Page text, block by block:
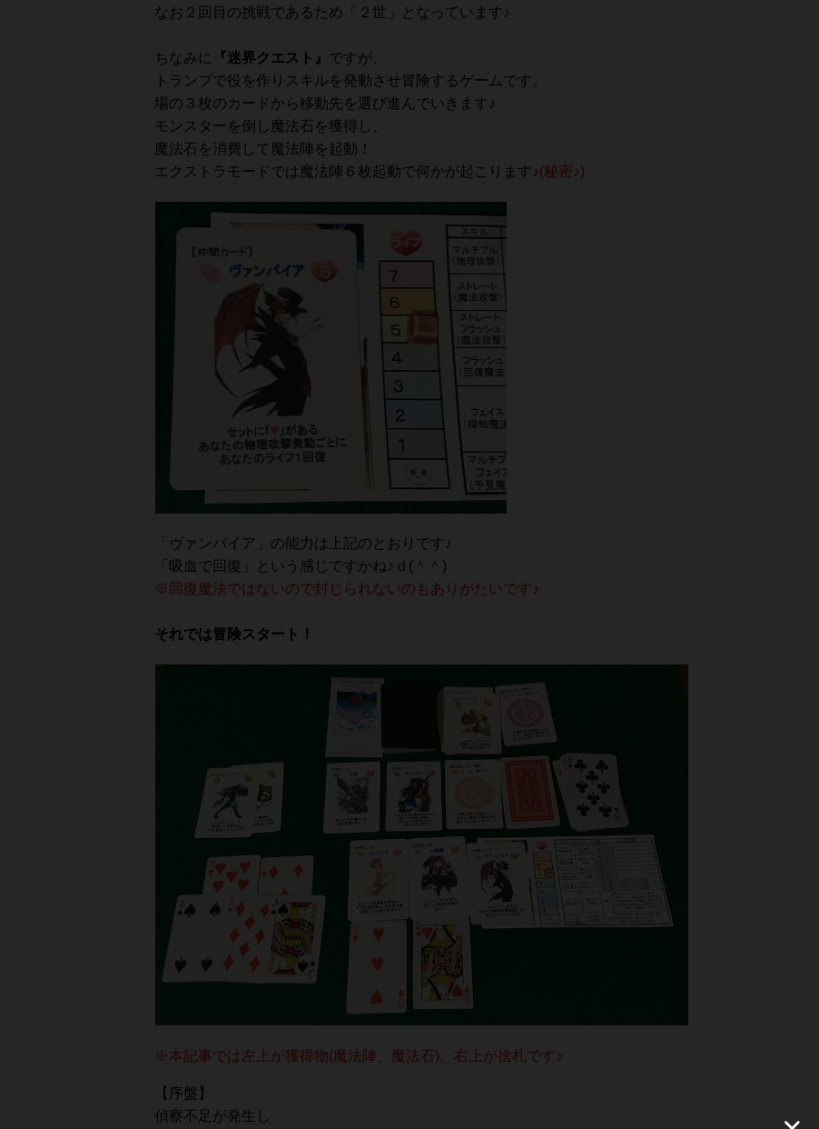
なお２回目の挑戦であるため「２世」となっています♪
ちなみに 『迷界クエスト』 ですが、
トランプで役を作りスキルを発動させ冒険するゲームです。
場の３枚のカードから移動先を選び進んでいきます♪
モンスターを倒し魔法石を獲得し、
魔法石を消費して魔法陣を起動！
エクストラモードでは魔法陣６枚起動で何かが起こります♪(秘密♪)
「ヴァンパイア」の能力は上記のとおりです♪
「吸血で回復」という感じですかね♪ｄ(＾＾)
※回復魔法ではないので封じられないのもありがたいです♪
それでは冒険スタート！
※本記事では左上が獲得物(魔法陣、魔法石)、右上が捨札です♪
【序盤】
偵察不足が発生し